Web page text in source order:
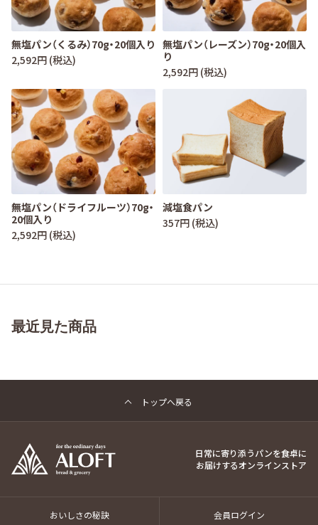
無塩パン（くるみ）70g・20個入り
2,592円 (税込)
無塩パン（レーズン）70g・20個入
り
2,592円 (税込)
無塩パン（ドライフルーツ）70g・
20個入り
2,592円 (税込)
減塩食パン
357円 (税込)
最近見た商品
トップへ戻る
日常に寄り添うパンを食卓に
お届けするオンラインストア
おいしさの秘訣 会員ログイン